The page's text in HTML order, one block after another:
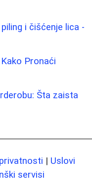
i čišćenje lica -
Pronaći
Šta zaista
| Uslovi
servisi